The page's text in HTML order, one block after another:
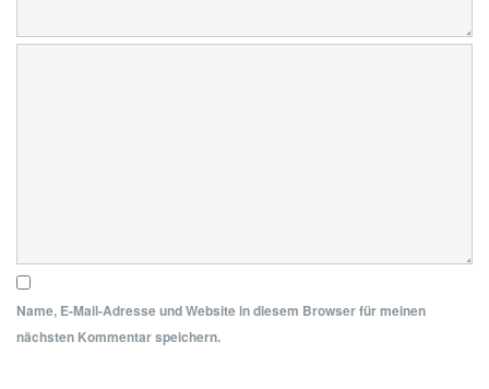
Name, E-Mail-Adresse und Website in diesem Browser für meinen
nächsten Kommentar speichern.